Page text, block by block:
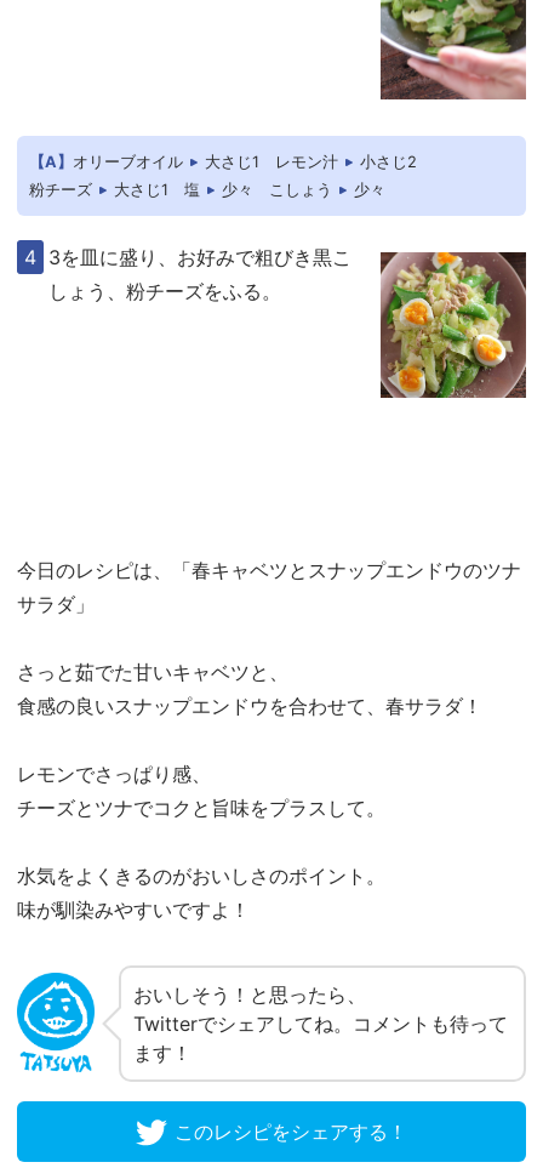
【A】 オリーブオイル 大さじ1 レモン汁
小さじ2
粉チーズ
大さじ1 塩 少々 こしょう 少々
3を皿に盛り、お好みで粗びき黒こ
しょう、粉チーズをふる。
今日のレシピは、「春キャベツとスナップエンドウのツナ
サラダ」
さっと茹でた甘いキャベツと、
食感の良いスナップエンドウを合わせて、春サラダ！
レモンでさっぱり感、
チーズとツナでコクと旨味をプラスして。
水気をよくきるのがおいしさのポイント。
味が馴染みやすいですよ！
おいしそう！と思ったら、
Twitterでシェアしてね。コメントも待って
ます！
このレシピをシェアする！